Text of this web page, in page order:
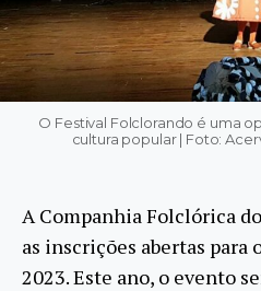
O Festival Folclorando é uma
cultura popular | Foto:
A Companhia Folclórica
as inscrições abertas
2023. Este ano, o evento